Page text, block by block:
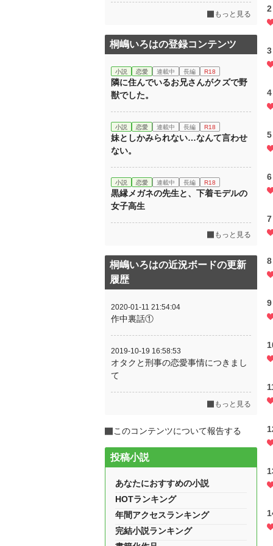
2
3
4
5
6
7
8
9
もっと見る
桐嶋いろはの登録コンテンツ
小説 恋愛 連載中 長編 R18
隣に住んでいるお兄さんがクズで野
獣でした。
小説 恋愛 連載中 長編 R18
妹としかみられない…なんて言わせ
ない。
小説 恋愛 連載中 長編 R18
黒縁メガネの先生と、下着モデルの
女子高生
もっと見る
桐嶋いろはの近況ボードの更新
履歴
2020-01-11 21:54:04
作中裏話①
2019-10-19 16:58:53
オタクと刑事の恋愛事情につきまし
て
もっと見る
このコンテンツについて報告する
投稿小説
あなたにおすすめの小説
HOTランキング
年間アクセスランキング
完結小説ランキング